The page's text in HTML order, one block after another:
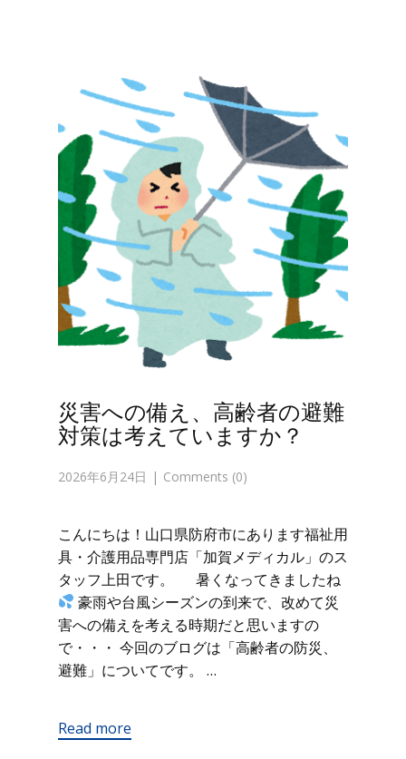
災害への備え、高齢者の避難
対策は考えていますか？
2026年6月24日 Comments (0)
こんにちは！山口県防府市にあります福祉用
具・介護用品専門店「加賀メディカル」のス
タッフ上田です。 暑くなってきましたね
豪雨や台風シーズンの到来で、改めて災
害への備えを考える時期だと思いますの
で・・・ 今回のブログは「高齢者の防災、
避難」についてです。 …
Read more